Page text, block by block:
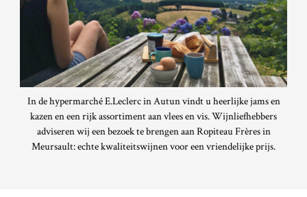
In de hypermarché E.Leclerc in Autun vindt u heerlijke jams en
kazen en een rijk assortiment aan vlees en vis. Wijnliefhebbers
adviseren wij een bezoek te brengen aan Ropiteau Frères in
Meursault: echte kwaliteitswijnen voor een vriendelijke prijs.